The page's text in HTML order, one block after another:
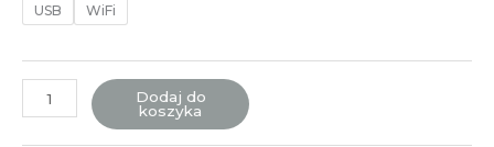
USB WiFi
Dodaj do
koszyka